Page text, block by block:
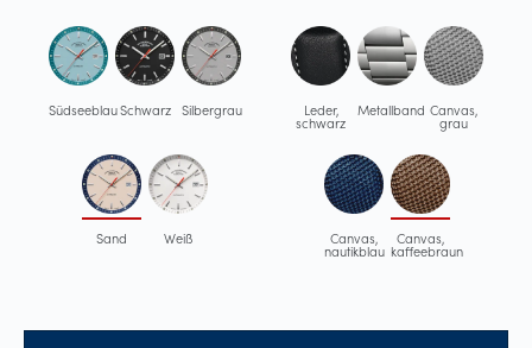
SüdseeblauSchwarz Silbergrau
Sand Weiß
Leder,
schwarz
Metallband Canvas,
grau
Canvas,
nautikblau
Canvas,
kaffeebraun